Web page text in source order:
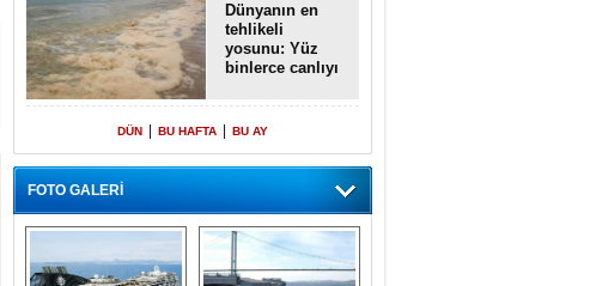
Dünyanın en
tehlikeli
yosunu: Yüz
binlerce canlıyı
DÜN BU HAFTA BU AY
FOTO GALERİ